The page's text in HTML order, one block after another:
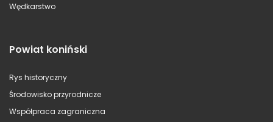
Wędkarstwo
Powiat koniński
Rys historyczny
Środowisko przyrodnicze
Współpraca zagraniczna